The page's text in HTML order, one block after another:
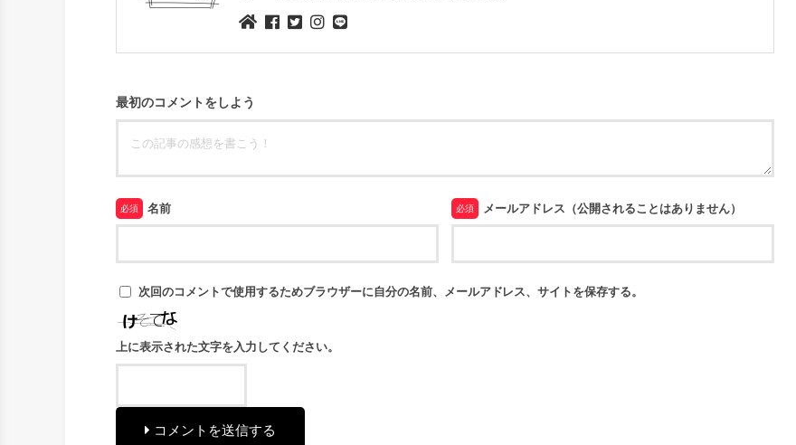
最初のコメントをしよう
必須 名前 必須 メールアドレス（公開されることはありません）
次回のコメントで使用するためブラウザーに自分の名前、メールアドレス、サイトを保存する。
上に表示された文字を入力してください。
コメントを送信する